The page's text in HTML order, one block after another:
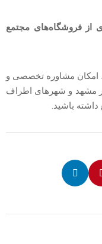
از فروشگاه‌های مجتمع
امکان مشاوره تخصصی و
مشهد و شهرهای اطراف
داشته باشید.